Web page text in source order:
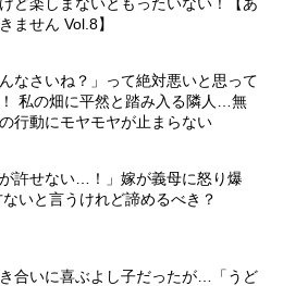
ません Vol.8】
んなさいね？」って絶対悪いと思って
私の畑に平然と踏み入る隣人…無
行動にモヤモヤが止まらない
が許せない…！」嫁が義母に怒り爆
いと言うけれど諦めるべき？
合いに喜ぶよし子だったが…「うど